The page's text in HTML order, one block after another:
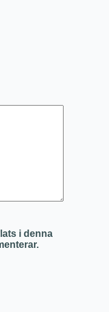
i denna